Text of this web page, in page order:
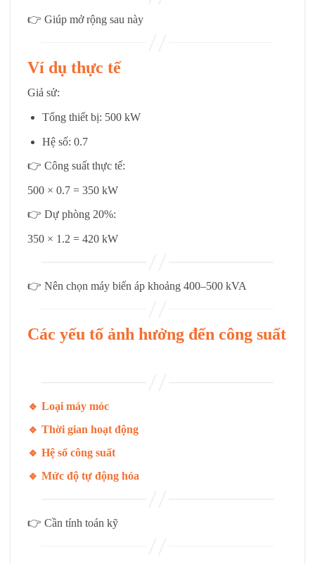
👉 Giúp mở rộng sau này
Ví dụ thực tế
Giả sử:
Tổng thiết bị: 500 kW
Hệ số: 0.7
👉 Công suất thực tế:
500 × 0.7 = 350 kW
👉 Dự phòng 20%:
350 × 1.2 = 420 kW
👉 Nên chọn máy biến áp khoảng 400–500 kVA
Các yếu tố ảnh hưởng đến công suất
🔹 Loại máy móc
🔹 Thời gian hoạt động
🔹 Hệ số công suất
🔹 Mức độ tự động hóa
👉 Cần tính toán kỹ